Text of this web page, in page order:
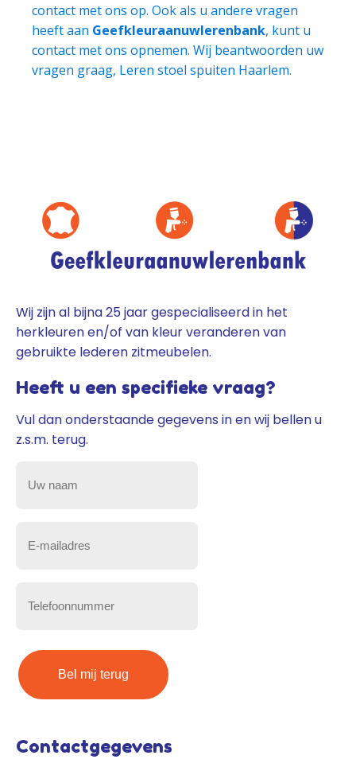
contact met ons op. Ook als u andere vragen
heeft aan Geefkleuraanuwlerenbank, kunt u
contact met ons opnemen. Wij beantwoorden uw
vragen graag, Leren stoel spuiten Haarlem.
Wij zijn al bijna 25 jaar gespecialiseerd in het
herkleuren en/of van kleur veranderen van
gebruikte lederen zitmeubelen.
Heeft u een specifieke vraag?
Vul dan onderstaande gegevens in en wij bellen u
z.s.m. terug.
Uw
Telefoonnummer
Contactgegevens